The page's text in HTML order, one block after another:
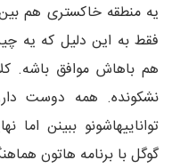
یه منطقه خاکستری هم
فقط به این دلیل که یه
هم باهاش موافق باشه.
نشکونده. همه دوست
تواناییهاشونو ببینن اما
گوگل با برنامه هاتون